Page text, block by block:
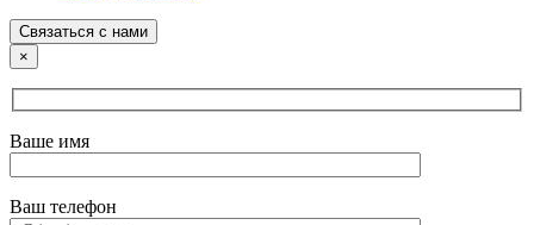
Связаться с нами
×
Ваше имя
Ваш телефон